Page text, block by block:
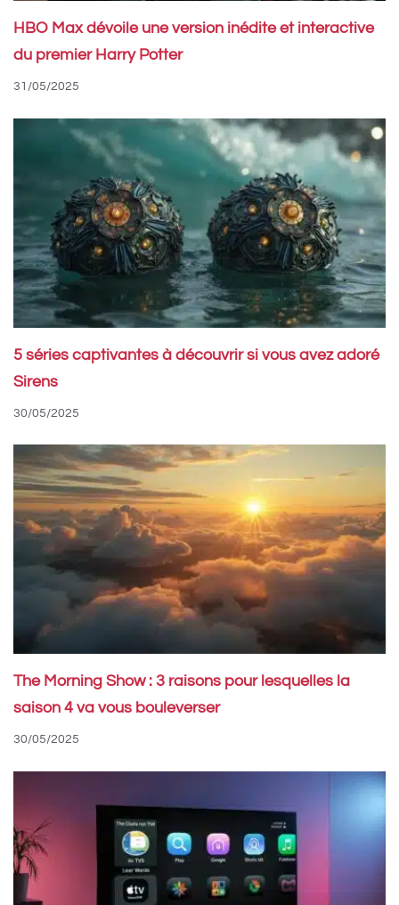
HBO Max dévoile une version inédite et interactive
du premier Harry Potter
31/05/2025
5 séries captivantes à découvrir si vous avez adoré
Sirens
30/05/2025
The Morning Show : 3 raisons pour lesquelles la
saison 4 va vous bouleverser
30/05/2025